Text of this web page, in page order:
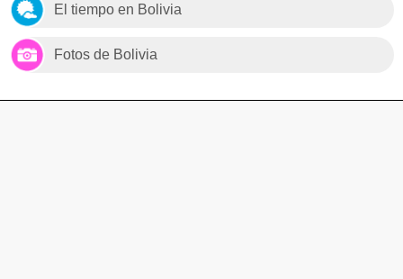
El tiempo en Bolivia
Fotos de Bolivia